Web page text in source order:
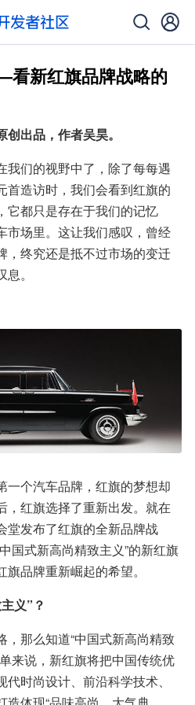
新红旗品牌战略的
出品，作者吴昊。
我们的视野中了，除了每每遇
首造访时，我们会看到红旗的
它都只是存在于我们的记忆
市场里。这让我们感叹，曾经
，终究还是抵不过市场的变迁
。
一个汽车品牌，红旗的梦想却
，红旗选择了重新出发。就在
堂发布了红旗的全新品牌战
国式新高尚精致主义”的新红旗
品牌重新崛起的希望。
义”？
那么知道“中国式新高尚精致
来说，新红旗将把中国传统优
时尚设计、前沿科学技术、